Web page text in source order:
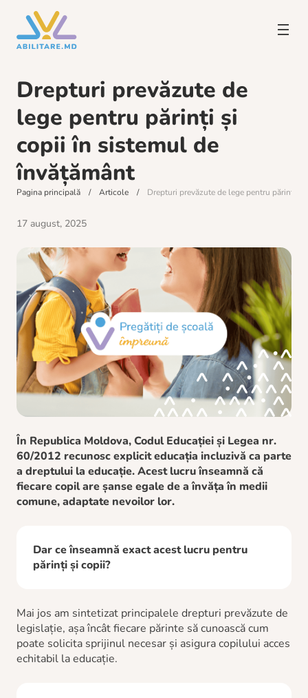
Drepturi prevăzute de
lege pentru părinți și
copii în sistemul de
învățământ
Pagina principală Articole Drepturi prevăzute de lege pentru părinți
17 august, 2025
În Republica Moldova, Codul Educației și Legea nr.
60/2012 recunosc explicit educația incluzivă ca parte
a dreptului la educație. Acest lucru înseamnă că
fiecare copil are șanse egale de a învăța în medii
comune, adaptate nevoilor lor.
Dar ce înseamnă exact acest lucru pentru
părinți și copii?
Mai jos am sintetizat principalele drepturi prevăzute de
legislație, așa încât fiecare părinte să cunoască cum
poate solicita sprijinul necesar și asigura copilului acces
echitabil la educație.